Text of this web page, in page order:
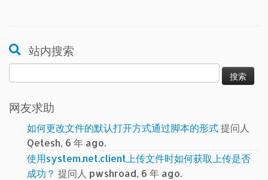
站内搜索
索：
网友求助
如何更改文件的默认打开方式通过脚本的形式提问人
Qetesh, 6 年 ago.
使用system.net.client上传文件时如何获取上传是否
成功？ 提问人 pwshroad, 6 年 ago.